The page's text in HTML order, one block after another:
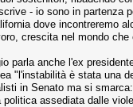
- io sono in partenza
dove incontreremo
crescita nel mondo
parla anche l'ex
"l'instabilità è stata una
in Senato ma si
politica assediata dalle